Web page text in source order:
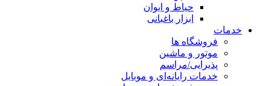
حیاط و ایوان
ابزار باغبانی
خدمات
فروشگاه ها
موتور و ماشین
پذیرایی/مراسم
خدمات رایانه‌ای و موبایل